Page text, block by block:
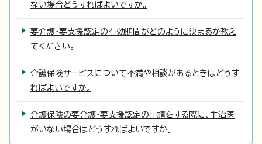
ない場合どうすればよいですか。
要介護・要支援認定の有効期間がどのように決まるか教え
てください。
介護保険サービスについて不満や相談があるときはどうす
ればよいですか。
介護保険の要介護・要支援認定の申請をする際に、主治医
がいない場合はどうすればよいですか。